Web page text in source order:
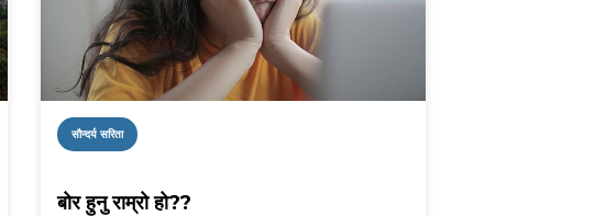
सौन्दर्य सरिता
बोर हुनु राम्रो हो??